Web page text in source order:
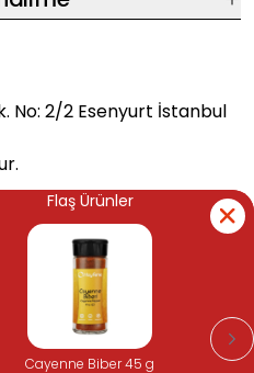
için yasal
(cookies) kullanıyoruz.
No: 2/2 Esenyurt İstanbul
Cuma arası 08:00-17:00
Flaş Ürünler
Cayenne Biber 45 g
Flaş Ürünler
Cayenne Biber 45 g